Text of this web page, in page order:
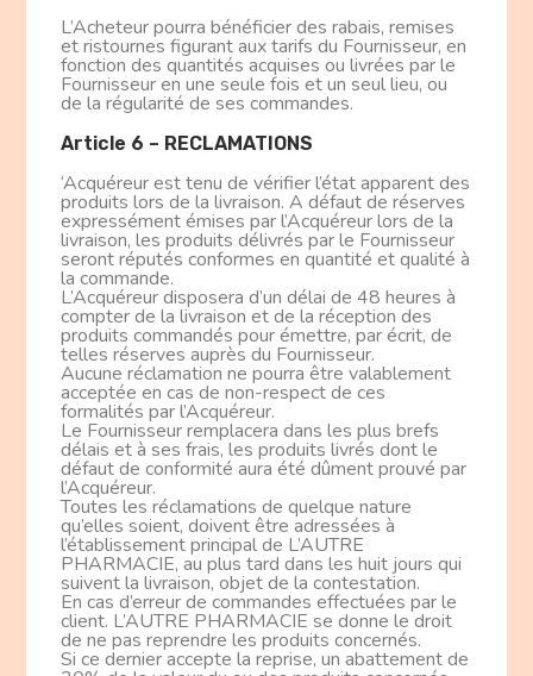
L’Acheteur pourra bénéficier des rabais, remises
et ristournes figurant aux tarifs du Fournisseur, en
fonction des quantités acquises ou livrées par le
Fournisseur en une seule fois et un seul lieu, ou
de la régularité de ses commandes.
Article 6 – RECLAMATIONS
‘Acquéreur est tenu de vérifier l’état apparent des
produits lors de la livraison. A défaut de réserves
expressément émises par l’Acquéreur lors de la
livraison, les produits délivrés par le Fournisseur
seront réputés conformes en quantité et qualité à
la commande.
L’Acquéreur disposera d’un délai de 48 heures à
compter de la livraison et de la réception des
produits commandés pour émettre, par écrit, de
telles réserves auprès du Fournisseur.
Aucune réclamation ne pourra être valablement
acceptée en cas de non-respect de ces
formalités par l’Acquéreur.
Le Fournisseur remplacera dans les plus brefs
délais et à ses frais, les produits livrés dont le
défaut de conformité aura été dûment prouvé par
l’Acquéreur.
Toutes les réclamations de quelque nature
qu’elles soient, doivent être adressées à
l’établissement principal de L’AUTRE
PHARMACIE, au plus tard dans les huit jours qui
suivent la livraison, objet de la contestation.
En cas d’erreur de commandes effectuées par le
client. L’AUTRE PHARMACIE se donne le droit
de ne pas reprendre les produits concernés.
Si ce dernier accepte la reprise, un abattement de